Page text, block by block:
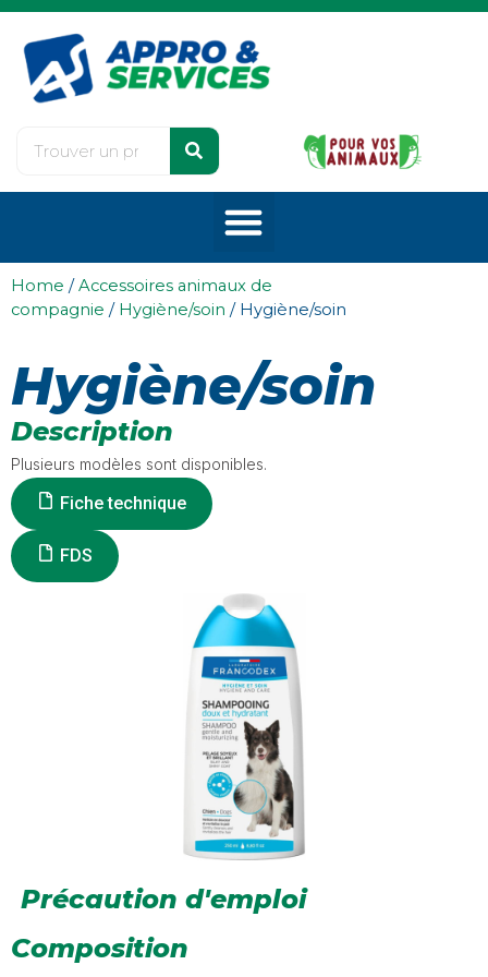
Home /Accessoires animaux de
compagnie / Hygiène/soin / Hygiène/soin
Hygiène/soin
Description
Plusieurs modèles sont disponibles.
Fiche technique
FDS
Précaution d'emploi
Composition